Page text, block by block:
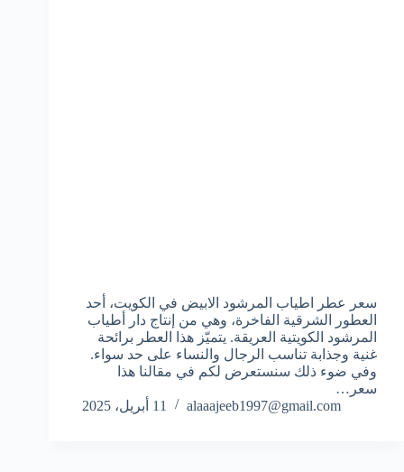
سعر عطر اطياب المرشود الابيض في الكويت، أحد
العطور الشرقية الفاخرة، وهي من إنتاج دار أطياب
المرشود الكويتية العريقة. يتميّز هذا العطر برائحة
غنية وجذابة تناسب الرجال والنساء على حد سواء.
وفي ضوء ذلك سنستعرض لكم في مقالنا هذا
سعر…
alaaajeeb1997@gmail.com
11 أبريل، 2025